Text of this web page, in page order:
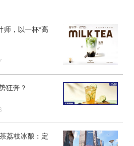
，以一杯“高
狂奔？
荔枝冰酿：定